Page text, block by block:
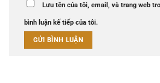
Lưu tên của tôi, email, và trang web
bình luận kế tiếp của tôi.